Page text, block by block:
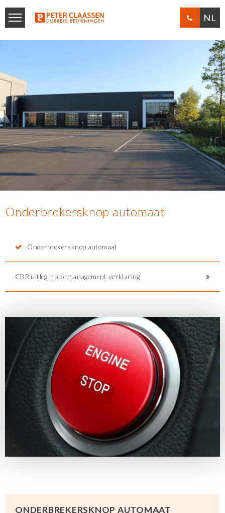
NL
Onderbrekersknop automaat
Onderbrekersknop automaat
CBR uitleg motormanagement verklaring
ONDERBREKERSKNOP AUTOMAAT